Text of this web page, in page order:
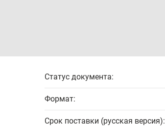
Статус документа:
Формат:
Срок поставки (русская версия):